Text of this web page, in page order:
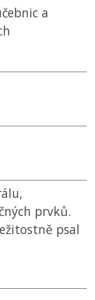
a
prvků.
psal